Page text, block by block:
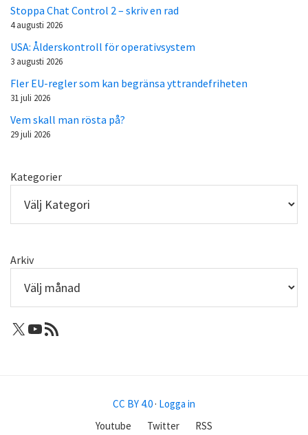
Stoppa Chat Control 2 – skriv en rad
4 augusti 2026
USA: Ålderskontroll för operativsystem
3 augusti 2026
Fler EU-regler som kan begränsa yttrandefriheten
31 juli 2026
Vem skall man rösta på?
29 juli 2026
Kategorier
Arkiv
X: Femtejuli
Youtube
RSS-flöde
CC BY 4.0 · Logga in
Youtube
Twitter RSS